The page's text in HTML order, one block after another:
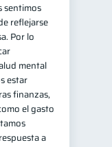
sentimos
reflejarse
Por lo
mental
estar
finanzas,
el gasto
a